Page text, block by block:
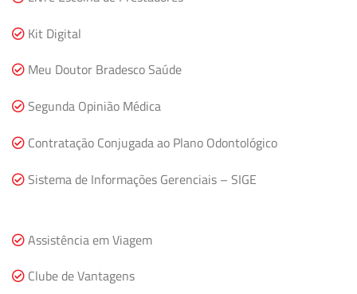
Kit Digital
Meu Doutor Bradesco Saúde
Segunda Opinião Médica
Contratação Conjugada ao Plano Odontológico
Sistema de Informações Gerenciais – SIGE
Assistência em Viagem
Clube de Vantagens